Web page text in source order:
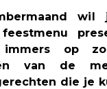
wil
op
van de
die je